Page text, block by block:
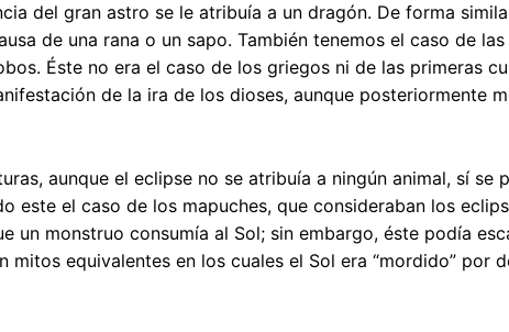
del gran astro se le atribuía a un dragón. De forma
de una rana o un sapo. También tenemos el caso de
Éste no era el caso de los griegos ni de las primeras
de la ira de los dioses, aunque posteriormente
aunque el eclipse no se atribuía a ningún animal, sí se
este el caso de los mapuches, que consideraban los
un monstruo consumía al Sol; sin embargo, éste podía
mitos equivalentes en los cuales el Sol era “mordido” por